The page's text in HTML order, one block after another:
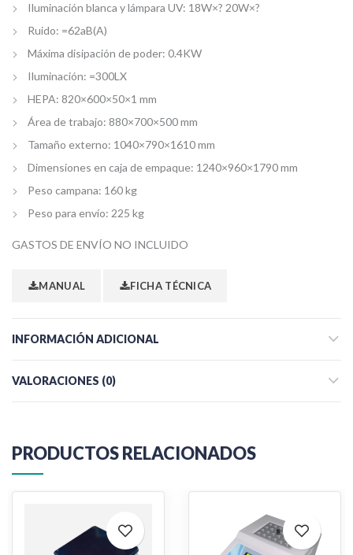
Iluminación blanca y lámpara UV: 18W×? 20W×?
Ruido: =62aB(A)
Máxima disipación de poder: 0.4KW
Iluminación: =300LX
HEPA: 820×600×50×1 mm
Área de trabajo: 880×700×500 mm
Tamaño externo: 1040×790×1610 mm
Dimensiones en caja de empaque: 1240×960×1790 mm
Peso campana: 160 kg
Peso para envío: 225 kg
GASTOS DE ENVÍO NO INCLUIDO
MANUAL FICHA TÉCNICA
INFORMACIÓN ADICIONAL
VALORACIONES (0)
PRODUCTOS RELACIONADOS